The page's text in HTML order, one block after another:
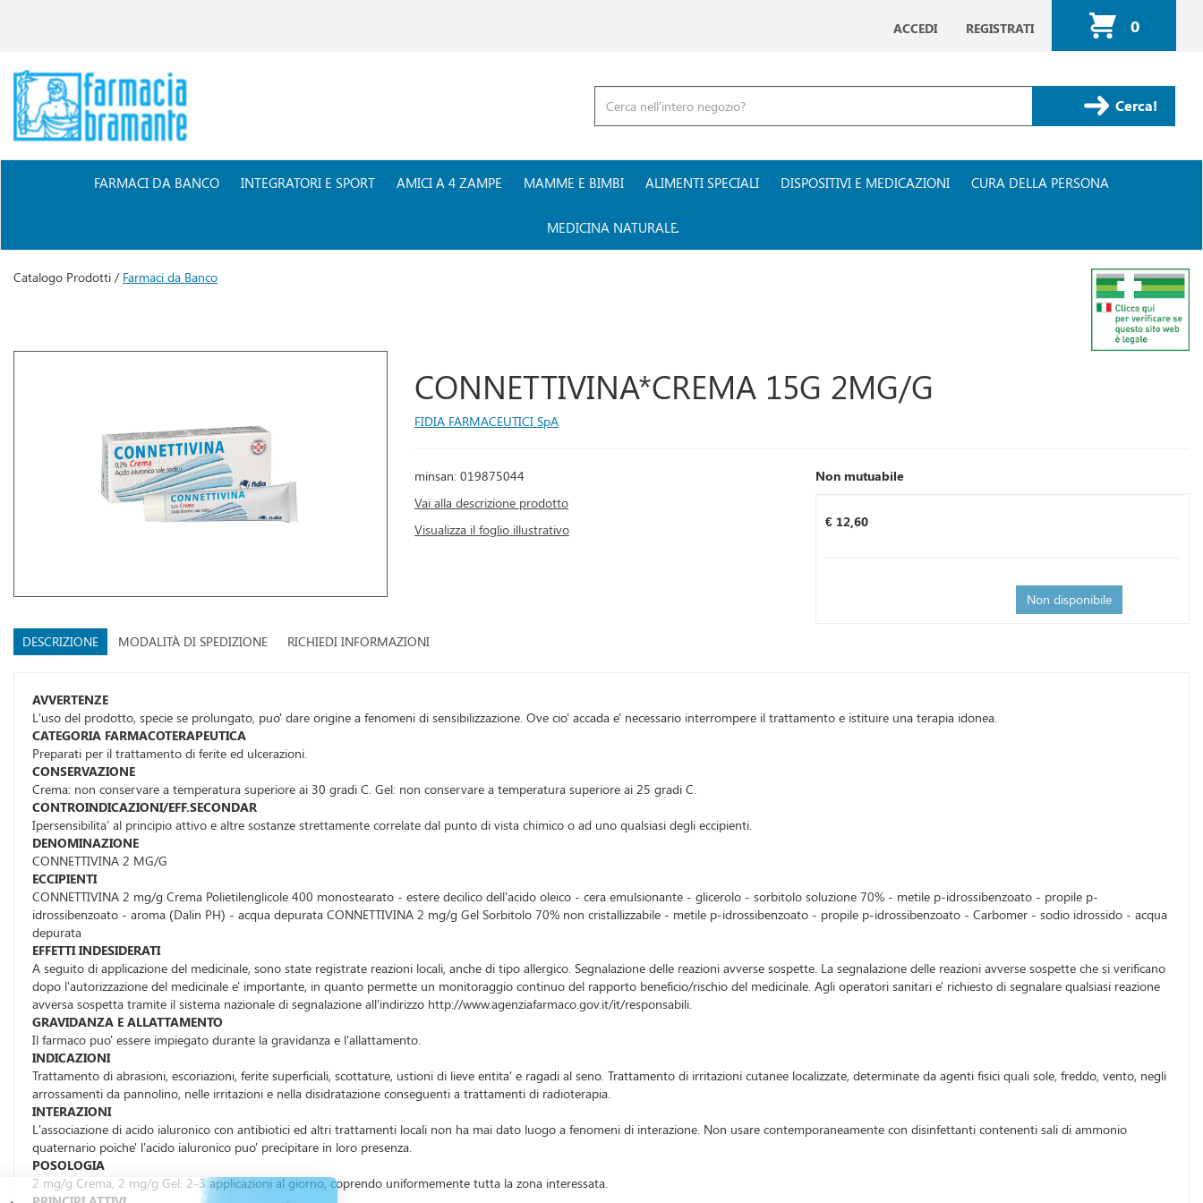
ACCEDI REGISTRATI 0
ARTICOLI
INSERITI
Farmacia
Bramante
Prodotto
Cerca Prodotto
FARMACI DA BANCO INTEGRATORI E SPORT AMICI A 4 ZAMPE MAMME E BIMBI ALIMENTI SPECIALI DISPOSITIVI E MEDICAZIONI CURA DELLA PERSONA
MEDICINA NATURALE
Catalogo Prodotti / Farmaci da Banco
CONNETTIVINA*CREMA 15G 2MG/G
FIDIA FARMACEUTICI SpA
minsan: 019875044
Vai alla descrizione prodotto
Visualizza il foglio illustrativo
Non mutuabile
Prezzo
€ 12,60
Non disponibile
DESCRIZIONE MODALITÀ DI SPEDIZIONE RICHIEDI INFORMAZIONI
AVVERTENZE
L'uso del prodotto, specie se prolungato, puo' dare origine a fenomeni di sensibilizzazione. Ove cio' accada e' necessario interrompere il trattamento e istituire una terapia idonea.
CATEGORIA FARMACOTERAPEUTICA
Preparati per il trattamento di ferite ed ulcerazioni.
CONSERVAZIONE
Crema: non conservare a temperatura superiore ai 30 gradi C. Gel: non conservare a temperatura superiore ai 25 gradi C.
CONTROINDICAZIONI/EFF.SECONDAR
Ipersensibilita' al principio attivo e altre sostanze strettamente correlate dal punto di vista chimico o ad uno qualsiasi degli eccipienti.
DENOMINAZIONE
CONNETTIVINA 2 MG/G
ECCIPIENTI
CONNETTIVINA 2 mg/g Crema Polietilenglicole 400 monostearato - estere decilico dell'acido oleico - cera emulsionante - glicerolo - sorbitolo soluzione 70% - metile p-idrossibenzoato - propile p-
idrossibenzoato - aroma (Dalin PH) - acqua depurata CONNETTIVINA 2 mg/g Gel Sorbitolo 70% non cristallizzabile - metile p-idrossibenzoato - propile p-idrossibenzoato - Carbomer - sodio idrossido - acqua
depurata
EFFETTI INDESIDERATI
A seguito di applicazione del medicinale, sono state registrate reazioni locali, anche di tipo allergico. Segnalazione delle reazioni avverse sospette. La segnalazione delle reazioni avverse sospette che si verificano
dopo l'autorizzazione del medicinale e' importante, in quanto permette un monitoraggio continuo del rapporto beneficio/rischio del medicinale. Agli operatori sanitari e' richiesto di segnalare qualsiasi reazione
avversa sospetta tramite il sistema nazionale di segnalazione all'indirizzo http://www.agenziafarmaco.gov.it/it/responsabili.
GRAVIDANZA E ALLATTAMENTO
Il farmaco puo' essere impiegato durante la gravidanza e l'allattamento.
INDICAZIONI
Trattamento di abrasioni, escoriazioni, ferite superficiali, scottature, ustioni di lieve entita' e ragadi al seno. Trattamento di irritazioni cutanee localizzate, determinate da agenti fisici quali sole, freddo, vento, negli
arrossamenti da pannolino, nelle irritazioni e nella disidratazione conseguenti a trattamenti di radioterapia.
INTERAZIONI
L'associazione di acido ialuronico con antibiotici ed altri trattamenti locali non ha mai dato luogo a fenomeni di interazione. Non usare contemporaneamente con disinfettanti contenenti sali di ammonio
quaternario poiche' l'acido ialuronico puo' precipitare in loro presenza.
POSOLOGIA
2 mg/g Crema, 2 mg/g Gel: 2-3 applicazioni al giorno, coprendo uniformemente tutta la zona interessata.